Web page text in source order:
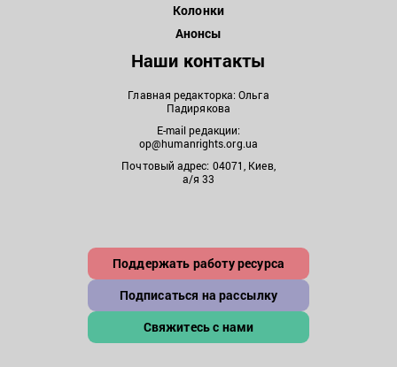
Колонки
Анонсы
Наши контакты
Главная редакторка: Ольга
Падирякова
E-mail редакции:
op@humanrights.org.ua
Почтовый адрес: 04071, Киев,
а/я 33
Поддержать работу ресурса
Подписаться на рассылку
Свяжитесь с нами